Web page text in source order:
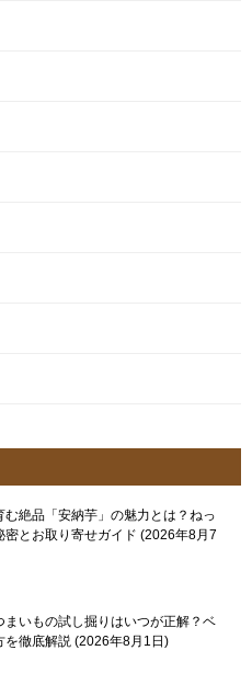
む絶品「安納芋」の魅力とは？ねっ
密とお取り寄せガイド 2026年8月7
まいもの試し掘りはいつが正解？ベ
を徹底解説 2026年8月1日